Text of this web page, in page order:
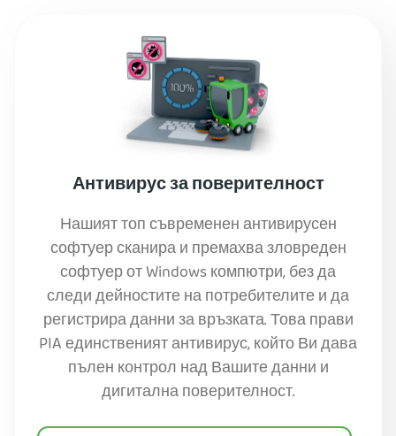
Антивирус за поверителност
Нашият топ съвременен антивирусен
софтуер сканира и премахва зловреден
софтуер от Windows компютри, без да
следи дейностите на потребителите и да
регистрира данни за връзката. Това прави
PIA единственият антивирус, който Ви дава
пълен контрол над Вашите данни и
дигитална поверителност.